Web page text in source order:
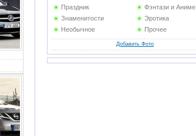
Праздник
Фэнтази и Аниме
Знаменитости
Эротика
Необычное
Прочее
Добавить Фото